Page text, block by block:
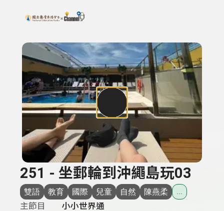
上方功能區塊
搜尋關鍵字：可輸入節目名稱、主持人或關鍵字
251 - 坐郵輪到沖繩島玩03
雙語 教育 國際 兒童 自然 陳燕柔 ...
主節目
小小世界通